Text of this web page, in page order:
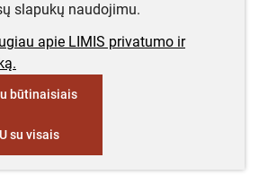
slapukų naudojimu.
apie LIMIS privatumo ir
būtinaisiais
su visais